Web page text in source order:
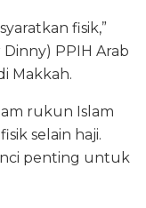
fisik,”
PPIH Arab
Makkah.
rukun Islam
selain haji.
penting untuk